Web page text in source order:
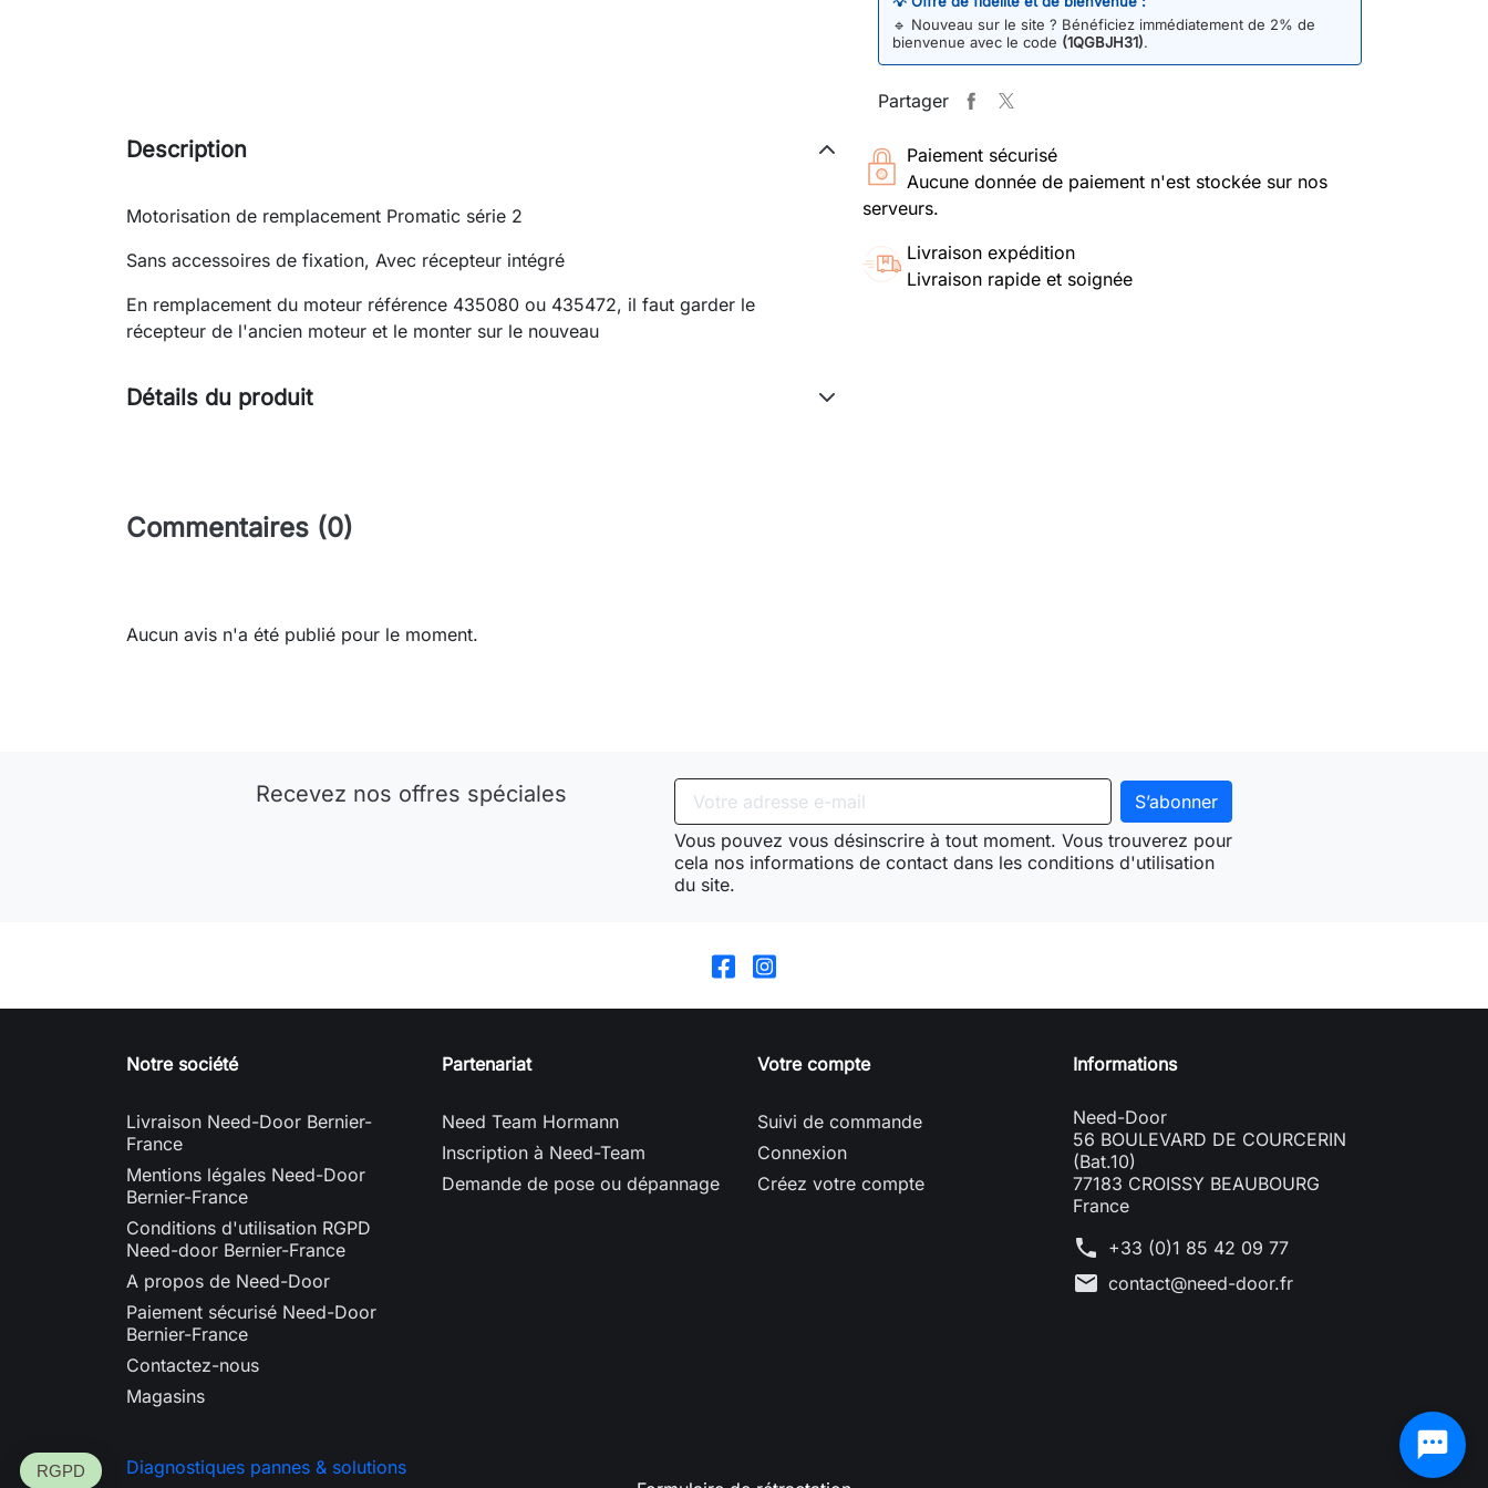
🔹 Nouveau sur le site ? Bénéficiez immédiatement de 2% de
bienvenue avec le code (1QGBJH31).
Partager
Paiement sécurisé
Aucune donnée de paiement n'est stockée sur nos
serveurs.
Livraison expédition
Livraison rapide et soignée
Description
Motorisation de remplacement Promatic série 2
Sans accessoires de fixation, Avec récepteur intégré
En remplacement du moteur référence 435080 ou 435472, il faut garder le
récepteur de l'ancien moteur et le monter sur le nouveau
Détails du produit
Commentaires (0)
Aucun avis n'a été publié pour le moment.
Recevez nos offres spéciales
Vous pouvez vous désinscrire à tout moment. Vous trouverez pour
cela nos informations de contact dans les conditions d'utilisation
du site.
Notre société
Livraison Need-Door Bernier-
France
Mentions légales Need-Door
Bernier-France
Conditions d'utilisation RGPD
Need-door Bernier-France
A propos de Need-Door
Paiement sécurisé Need-Door
Bernier-France
Contactez-nous
Magasins
Partenariat
Need Team Hormann
Inscription à Need-Team
Demande de pose ou dépannage
Votre compte
Suivi de commande
Connexion
Créez votre compte
Informations
Need-Door
56 BOULEVARD DE COURCERIN
(Bat.10)
77183 CROISSY BEAUBOURG
France
phone +33 (0)1 85 42 09 77
mail contact@need-door.fr
Diagnostiques pannes & solutions